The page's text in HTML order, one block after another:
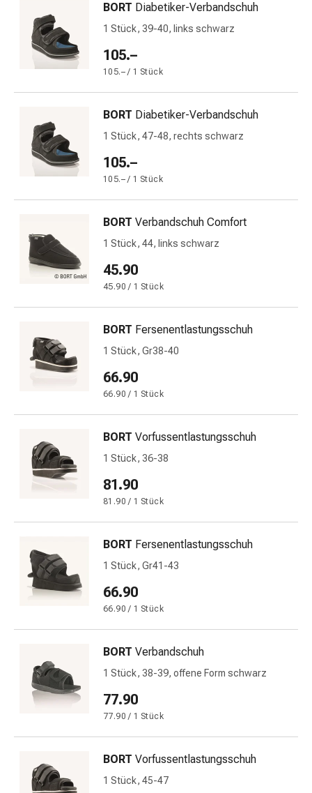
Kompressen
Fingerverbände
Gazen
Kompressionsbinden
Pflaster
Pflasterbinden,
Zubehör
Schlauch-
Verbandsmaterial
Verbrennungen
Sonnenbrand
Verbandwechsel-
Sets
Wundauflagen
Wundsprays
Wundverschlussstreifen
Ziehsalbe
Tupfer
Ohren
Ohrenbeschwerden
Ohrenpflege
Augentropfen
Augenverbände
Augenhygiene
Herz
Herztherapie
Kompressions-
Strümpfe
Venenbeschwerden
Herznerven-
BORT Diabetiker-Verbandschuh
1 Stück, 39-40, links schwarz
105.–
105.– / 1 Stück
BORT Diabetiker-Verbandschuh
1 Stück, 47-48, rechts schwarz
105.–
105.– / 1 Stück
BORT Verbandschuh Comfort
1 Stück, 44, links schwarz
45.90
45.90 / 1 Stück
BORT Fersenentlastungsschuh
1 Stück, Gr38-40
66.90
66.90 / 1 Stück
BORT Vorfussentlastungsschuh
1 Stück, 36-38
81.90
81.90 / 1 Stück
BORT Fersenentlastungsschuh
1 Stück, Gr41-43
66.90
66.90 / 1 Stück
BORT Verbandschuh
1 Stück, 38-39, offene Form schwarz
77.90
77.90 / 1 Stück
BORT Vorfussentlastungsschuh
1 Stück, 45-47